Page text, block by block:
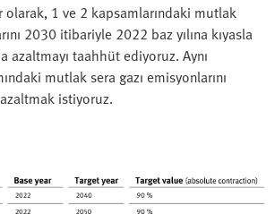
olarak, 1 ve 2 kapsamlarındaki mutlak
2030 itibariyle 2022 baz yılına kıyasla
azaltmayı taahhüt ediyoruz. Aynı
mutlak sera gazı emisyonlarını
istiyoruz.